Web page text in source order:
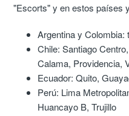
"Escorts" y en estos países
Argentina y Colombia:
Chile: Santiago
Calama, Providencia,
Ecuador: Quito,
Perú: Lima
Huancayo B, Trujillo